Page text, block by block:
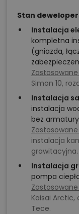
Stan
Instalacja
kompletna
(gniazda,
Simon 10,
Instalacja
instalacja
bez
instalacja
grawitacyjna.
Instalacja
pompa
Kaisai Arctic,
Tece.